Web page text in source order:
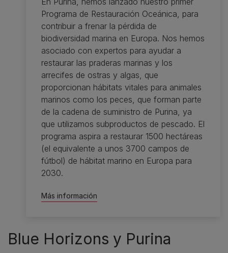
Programa de Restauración Oceánica, para
contribuir a frenar la pérdida de
biodiversidad marina en Europa. Nos hemos
asociado con expertos para ayudar a
restaurar las praderas marinas y los
arrecifes de ostras y algas, que
proporcionan hábitats vitales para animales
marinos como los peces, que forman parte
de la cadena de suministro de Purina, ya
que utilizamos subproductos de pescado. El
programa aspira a restaurar 1500 hectáreas
(el equivalente a unos 3700 campos de
fútbol) de hábitat marino en Europa para
2030.
Más información
Blue Horizons y Purina